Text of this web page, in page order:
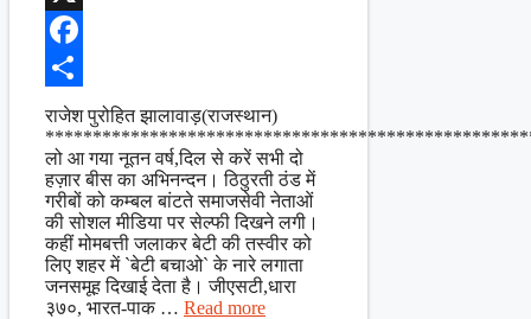
X
Facebook
Share
राजेश पुरोहित झालावाड़(राजस्थान)
लो आ गया नूतन वर्ष,दिल से करें सभी दो
हज़ार बीस का अभिनन्दन। ठिठुरती ठंड में
गरीबों को कम्बल बांटते समाजसेवी नेताओं
की सोशल मीडिया पर सेल्फी दिखने लगी।
कहीं मोमबत्ती जलाकर बेटी की तस्वीर को
लिए शहर में `बेटी बचाओ` के नारे लगाता
जनसमूह दिखाई देता है। जीएसटी,धारा
३७०, भारत-पाक … Read more